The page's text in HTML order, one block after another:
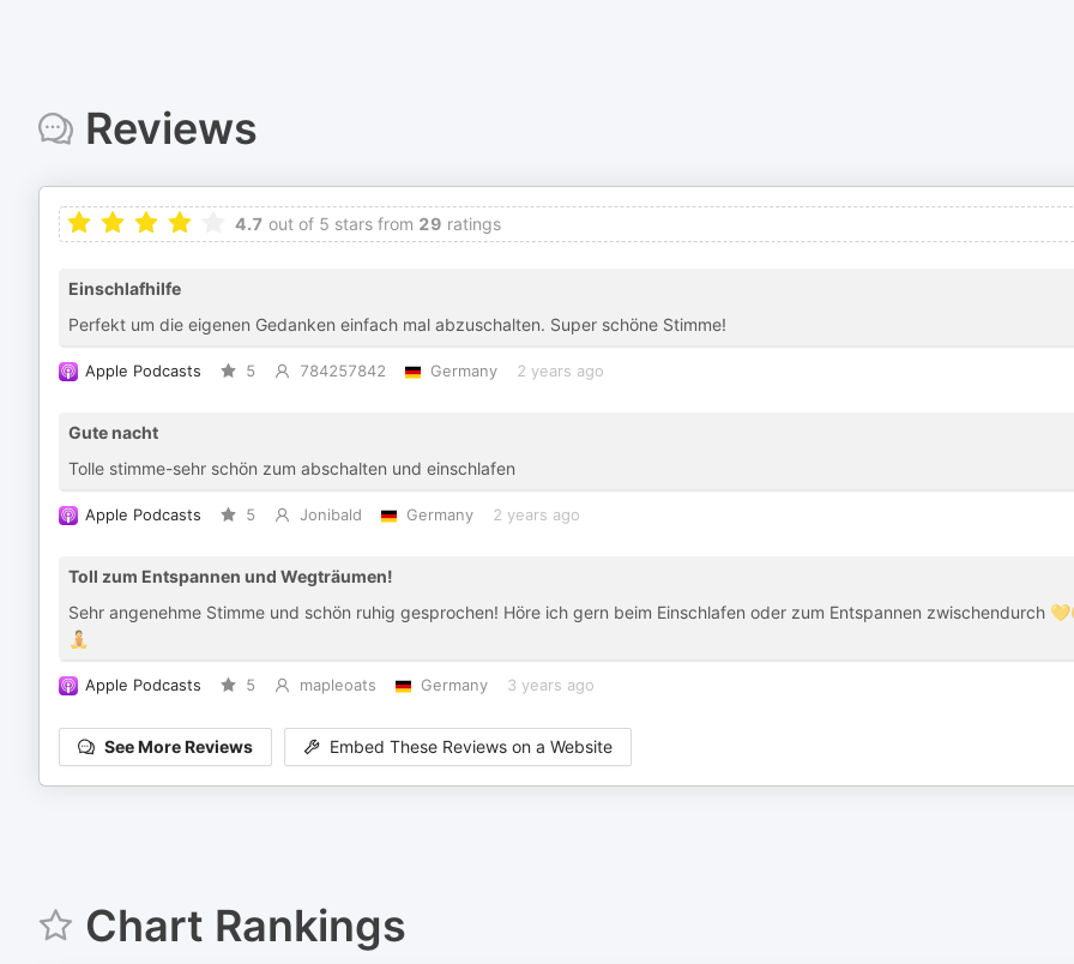
Reviews
4.7 out of 5 stars from 29 ratings
Einschlafhilfe
Perfekt um die eigenen Gedanken einfach mal abzuschalten. Super schöne Stimme!
Apple Podcasts 5 784257842 Germany 2 years ago
Gute nacht
Tolle stimme-sehr schön zum abschalten und einschlafen
Apple Podcasts 5 Jonibald Germany 2 years ago
Toll zum Entspannen und Wegträumen!
Sehr angenehme Stimme und schön ruhig gesprochen! Höre ich gern beim Einschlafen oder zum Entspannen zwischendurch
🧘
Apple Podcasts 5 mapleoats Germany 3 years ago
See More Reviews Embed These Reviews on a Website
Chart Rankings